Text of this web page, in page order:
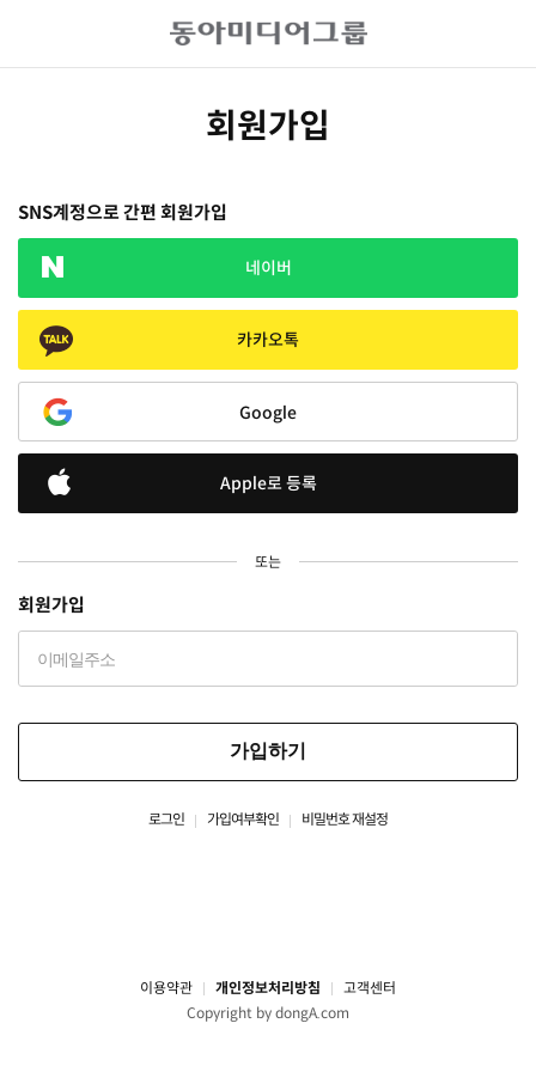
회원가입
SNS계정으로 간편 회원가입
네이버
카카오톡
Google
Apple로 등록
또는
회원가입
가입하기
로그인 가입여부확인 비밀번호 재설정
이용약관 개인정보처리방침
고객센터
Copyright by dongA.com